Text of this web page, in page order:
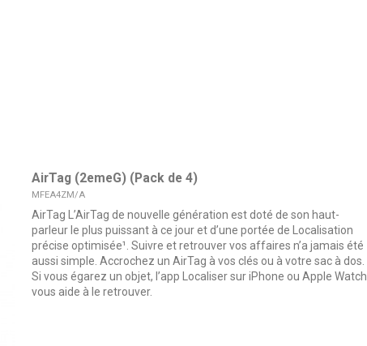
AirTag (2emeG) (Pack de 4)
MFEA4ZM/A
AirTag L’AirTag de nouvelle génération est doté de son haut-
parleur le plus puissant à ce jour et d’une portée de Localisation
précise optimisée¹. Suivre et retrouver vos affaires n’a jamais été
aussi simple. Accrochez un AirTag à vos clés ou à votre sac à dos.
Si vous égarez un objet, l’app Localiser sur iPhone ou Apple Watch
vous aide à le retrouver.